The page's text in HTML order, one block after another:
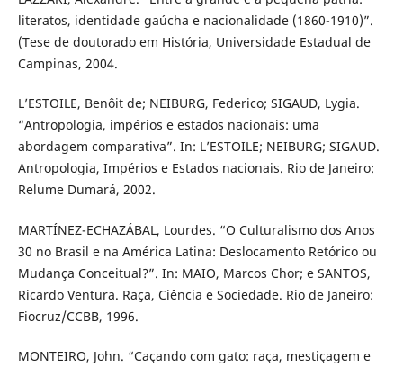
literatos, identidade gaúcha e nacionalidade (1860-1910)”.
(Tese de doutorado em História, Universidade Estadual de
Campinas, 2004.
L’ESTOILE, Benôit de; NEIBURG, Federico; SIGAUD, Lygia.
“Antropologia, impérios e estados nacionais: uma
abordagem comparativa”. In: L’ESTOILE; NEIBURG; SIGAUD.
Antropologia, Impérios e Estados nacionais. Rio de Janeiro:
Relume Dumará, 2002.
MARTÍNEZ-ECHAZÁBAL, Lourdes. “O Culturalismo dos Anos
30 no Brasil e na América Latina: Deslocamento Retórico ou
Mudança Conceitual?”. In: MAIO, Marcos Chor; e SANTOS,
Ricardo Ventura. Raça, Ciência e Sociedade. Rio de Janeiro:
Fiocruz/CCBB, 1996.
MONTEIRO, John. “Caçando com gato: raça, mestiçagem e